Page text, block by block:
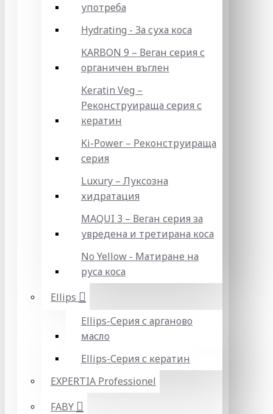
употреба
Hydrating - За суха коса
KARBON 9 – Веган серия с
органичен въглен
Keratin Veg –
Реконструираща серия с
кератин
Ki-Power – Реконструираща
серия
Luxury – Луксозна
хидратация
MAQUI 3 – Веган серия за
увредена и третирана коса
No Yellow - Матиране на
руса коса
Ellips
Ellips-Серия с арганово
масло
Ellips-Серия с кератин
EXPERTIA Professionel
FABY